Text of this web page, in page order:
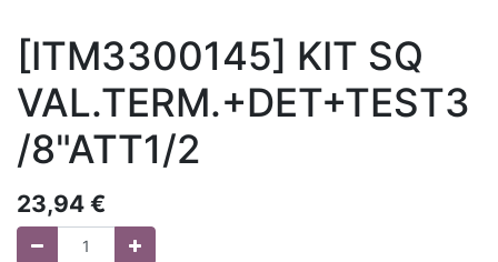
[ITM3300145] KIT SQ
VAL.TERM.+DET+TEST3
/8"ATT1/2
23,94 €